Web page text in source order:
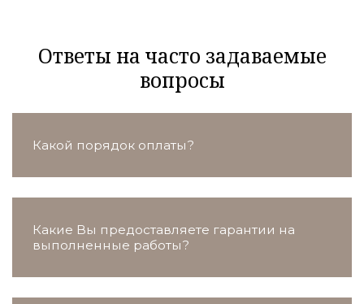
Ответы на часто задаваемые
вопросы
Какой порядок оплаты?
Какие Вы предоставляете гарантии на
выполненные работы?